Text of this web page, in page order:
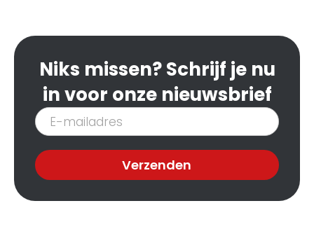
Niks missen? Schrijf je nu
in voor onze nieuwsbrief
Inschrijven
nieuwsbrief
Verzenden